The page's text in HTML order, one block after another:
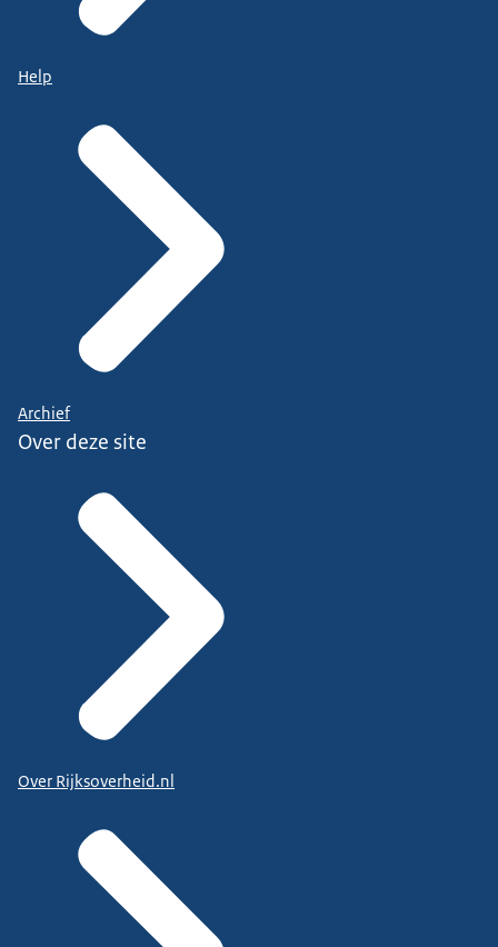
Help
Archief
Over deze site
Over Rijksoverheid.nl